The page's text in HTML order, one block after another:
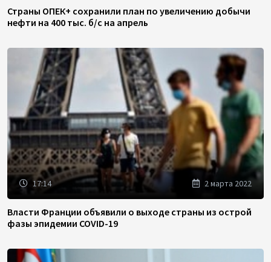
Страны ОПЕК+ сохранили план по увеличению добычи
нефти на 400 тыс. б/с на апрель
17:14 2 марта 2022
Власти Франции объявили о выходе страны из острой
фазы эпидемии COVID-19